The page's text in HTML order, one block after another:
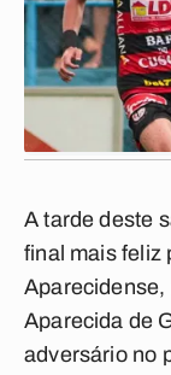
A tarde deste
final mais feliz
Aparecidense,
Aparecida de
adversário no